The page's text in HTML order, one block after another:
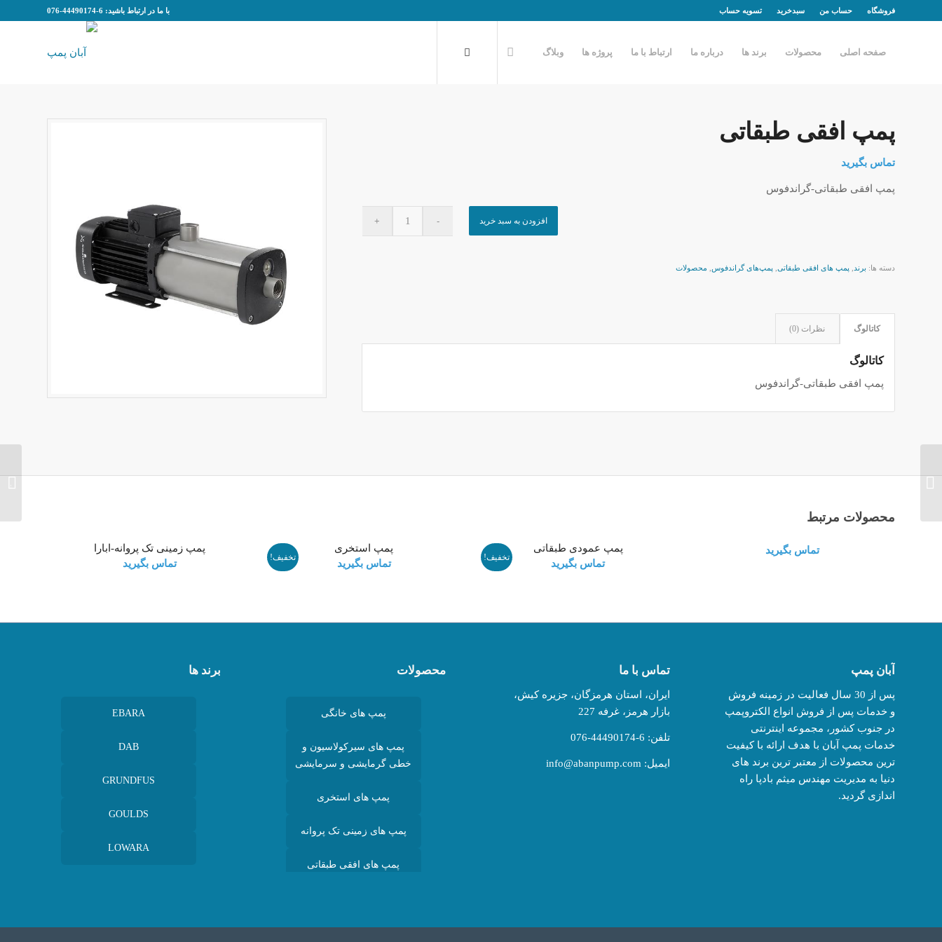
فروشگاه حساب من سبدخرید تسویه حساب با ما در ارتباط باشید: 6-44490174-076
صفحه اصلی محصولات برند ها درباره ما ارتباط با ما پروژه ها وبلاگ
پمپ افقی طبقاتی
تماس بگیرید
پمپ افقی طبقاتی-گراندفوس
افزودن به سبد خرید
دسته ها: برند پمپ های افقی طبقاتی پمپ‌های گراندفوس محصولات
کاتالوگ نظرات (0)
کاتالوگ
پمپ افقی طبقاتی-گراندفوس
محصولات مرتبط
تماس بگیرید
پمپ عمودی طبقاتی
تماس بگیرید
تخفیف!
پمپ استخری
تماس بگیرید
تخفیف!
پمپ زمینی تک پروانه-ابارا
تماس بگیرید
آبان پمپ
پس از 30 سال فعالیت در زمینه فروش
و خدمات پس از فروش انواع الکتروپمپ
در جنوب کشور، مجموعه اینترنتی
خدمات پمپ آبان با هدف ارائه با کیفیت
ترین محصولات از معتبر ترین برند های
دنیا به مدیریت مهندس میثم بادپا راه
اندازی گردید.
تماس با ما
ایران، استان هرمزگان، جزیره کیش،
بازار هرمز، غرفه 227
تلفن: 6-44490174-076
ایمیل: info@abanpump.com
محصولات
پمپ های خانگی
پمپ های سیرکولاسیون و
خطی گرمایشی و سرمایشی
پمپ های استخری
پمپ های زمینی تک پروانه
پمپ های افقی طبقاتی
برند ها
EBARA
DAB
GRUNDFUS
GOULDS
LOWARA
پمپ